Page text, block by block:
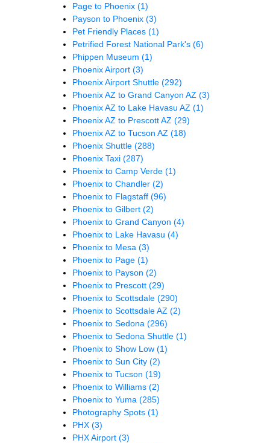
Page to Phoenix (1)
Payson to Phoenix (3)
Pet Friendly Places (1)
Petrified Forest National Park's (6)
Phippen Museum (1)
Phoenix Airport (3)
Phoenix Airport Shuttle (292)
Phoenix AZ to Grand Canyon AZ (3)
Phoenix AZ to Lake Havasu AZ (1)
Phoenix AZ to Prescott AZ (29)
Phoenix AZ to Tucson AZ (18)
Phoenix Shuttle (288)
Phoenix Taxi (287)
Phoenix to Camp Verde (1)
Phoenix to Chandler (2)
Phoenix to Flagstaff (96)
Phoenix to Gilbert (2)
Phoenix to Grand Canyon (4)
Phoenix to Lake Havasu (4)
Phoenix to Mesa (3)
Phoenix to Page (1)
Phoenix to Payson (2)
Phoenix to Prescott (29)
Phoenix to Scottsdale (290)
Phoenix to Scottsdale AZ (2)
Phoenix to Sedona (296)
Phoenix to Sedona Shuttle (1)
Phoenix to Show Low (1)
Phoenix to Sun City (2)
Phoenix to Tucson (19)
Phoenix to Williams (2)
Phoenix to Yuma (285)
Photography Spots (1)
PHX (3)
PHX Airport (3)